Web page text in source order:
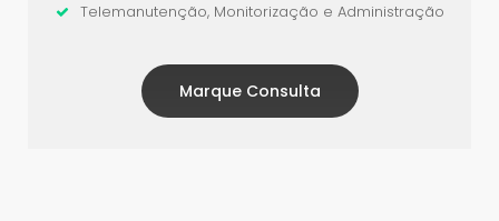
Telemanutenção, Monitorização e Administração
Marque Consulta